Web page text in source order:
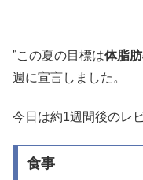
”この夏の目標は体脂
週に宣言しました。
今日は約1週間後のレ
食事